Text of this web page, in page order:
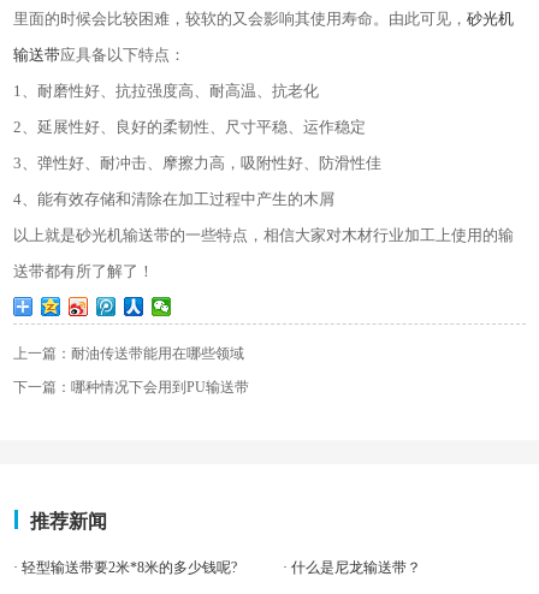
里面的时候会比较困难，较软的又会影响其使用寿命。由此可见，砂光机
输送带应具备以下特点：
1、耐磨性好、抗拉强度高、耐高温、抗老化
2、延展性好、良好的柔韧性、尺寸平稳、运作稳定
3、弹性好、耐冲击、摩擦力高，吸附性好、防滑性佳
4、能有效存储和清除在加工过程中产生的木屑
以上就是砂光机输送带的一些特点，相信大家对木材行业加工上使用的输
送带都有所了解了！
上一篇：耐油传送带能用在哪些领域
下一篇：哪种情况下会用到PU输送带
推荐新闻
· 轻型输送带要2米*8米的多少钱呢? · 什么是尼龙输送带？